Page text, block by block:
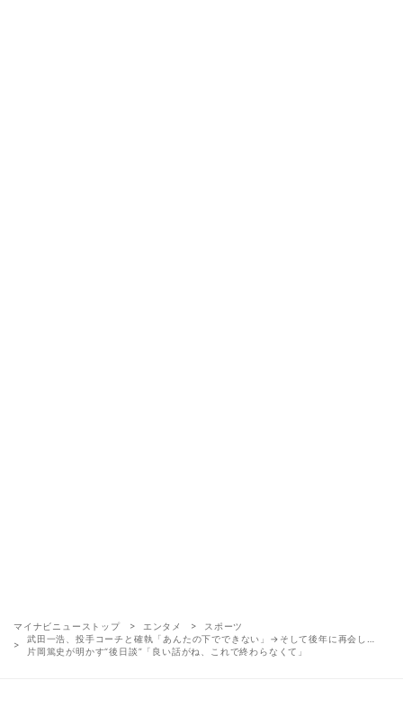
マイナビニューストップ エンタメ
スポーツ
武田一浩、投手コーチと確執「あんたの下でできない」→そして後年に再会し…
片岡篤史が明かす“後日談”「良い話がね、これで終わらなくて」